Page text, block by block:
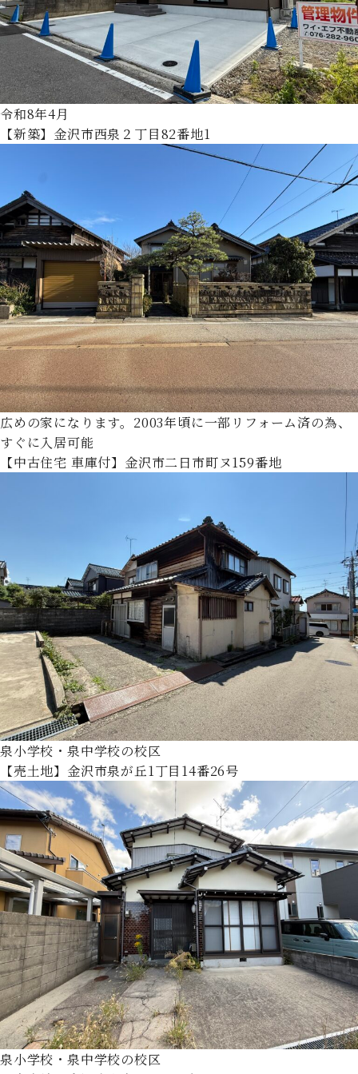
令和8年4月
【新築】金沢市西泉２丁目82番地1
広めの家になります。2003年頃に一部リフォーム済の為、
すぐに入居可能
【中古住宅 車庫付】金沢市二日市町ヌ159番地
泉小学校・泉中学校の校区
【売土地】金沢市泉が丘1丁目14番26号
泉小学校・泉中学校の校区